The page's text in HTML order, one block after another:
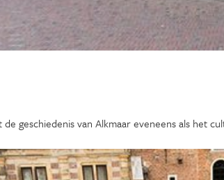
geschiedenis van Alkmaar eveneens als het